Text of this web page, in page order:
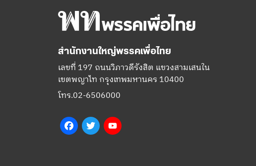
สำนักงานใหญ่พรรคเพื่อไทย
เลขที่ 197 ถนนวิภาวดีรังสิต แขวงสามเสนใน
เขตพญาไท กรุงเทพมหานคร 10400
โทร.02-6506000
FacebookTwitter